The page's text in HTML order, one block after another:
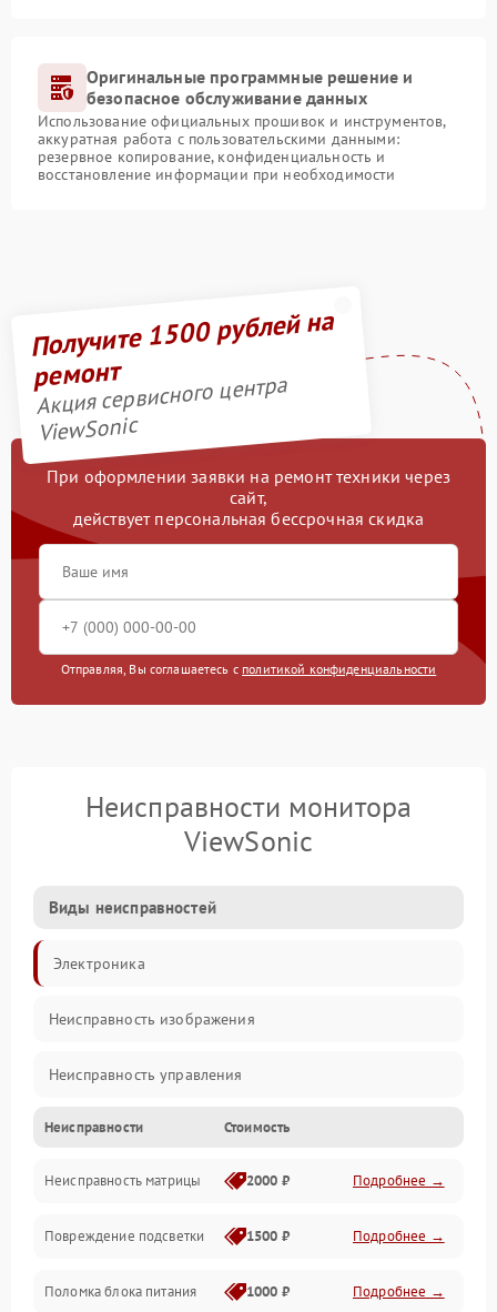
Оригинальные программные решение и
безопасное обслуживание данных
Использование официальных прошивок и инструментов,
аккуратная работа с пользовательскими данными:
резервное копирование, конфиденциальность и
восстановление информации при необходимости
Получите 1500 рублей на
ремонт
Акция сервисного центра
ViewSonic
При оформлении заявки на ремонт техники через
сайт,
действует персональная бессрочная скидка
Отправляя, Вы соглашаетесь с политикой конфиденциальности
Неисправности монитора
ViewSonic
Виды неисправностей
Электроника
Неисправность изображения
Неисправность управления
Неисправность интерфейсов
Прочие неисправности
Неисправность звука
Механические повреждения
Неисправности Стоимость
Неисправность матрицы 2000 ₽ Подробнее →
Повреждение подсветки 1500 ₽ Подробнее →
Поломка блока питания 1000 ₽ Подробнее →